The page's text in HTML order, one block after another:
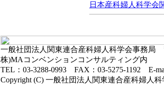
日本産科婦人科学会
一般社団法人関東連合産科婦人科学会事務局
株)MAコンベンションコンサルティング内
TEL：03-3288-0993 FAX：03-5275-1192 E-
Copyright (C) 一般社団法人関東連合産科婦人科